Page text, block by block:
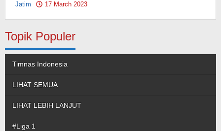
Jatim 17 March 2023
Topik Populer
Timnas Indonesia
LIHAT SEMUA
LIHAT LEBIH LANJUT
#Liga 1